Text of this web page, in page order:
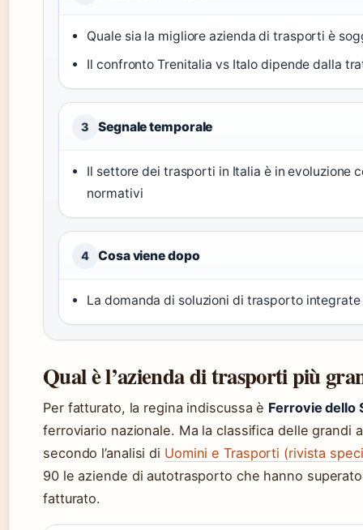
Quale sia la migliore azienda di trasporti è
Il confronto Trenitalia vs Italo dipende dalla
3 Segnale temporale
Il settore dei trasporti in Italia è in evoluzione
normativi
4 Cosa viene dopo
La domanda di soluzioni di trasporto
Qual è l’azienda di trasporti più
Per fatturato, la regina indiscussa è Ferrovie dello
ferroviario nazionale. Ma la classifica delle grandi
secondo l’analisi di Uomini e Trasporti (rivista
90 le aziende di autotrasporto che hanno
fatturato.